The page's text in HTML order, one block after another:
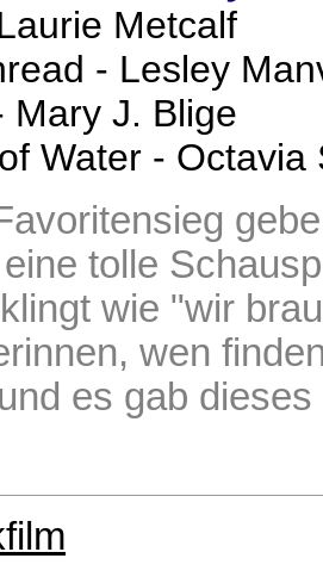
Metcalf
- Lesley
Mary J. Blige
Water - Octavia
tolle
wie "wir
wen
es gab